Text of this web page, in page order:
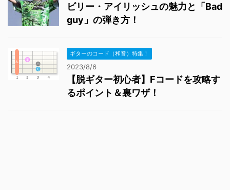
ビリー・アイリッシュの魅力と「Bad
guy」の弾き方！
ギターのコード（和音）特集！
2023/8/6
【脱ギター初心者】Fコードを攻略す
るポイント＆裏ワザ！